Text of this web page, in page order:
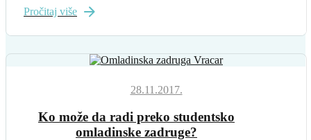
Pročitaj više
28.11.2017.
Ko može da radi preko studentsko
omladinske zadruge?